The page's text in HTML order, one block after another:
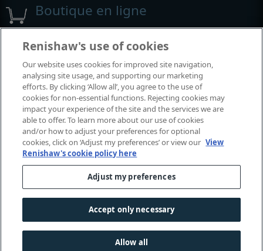
Boutique en ligne
Salons et conférences
Événements auxquels nous participons
© 2001-2026 Renishaw plc. Tous droits réservés.
Contactez-nous|Juridique et conformité|Accessibilité|
Confidentialité|Guide sur les cookies|
Avis linguistique relatif aux genres
Renishaw's use of cookies
Our website uses cookies for improved site navigation,
analysing site usage, and supporting our marketing
efforts. By clicking ‘Allow all’, you agree to the use of
cookies for non-essential functions. Rejecting cookies may
impact your experience of the site and the services we are
able to offer. To learn more about our use of cookies
and/or how to adjust your preferences for optional
cookies, click on ‘Adjust my preferences’ or view our View
Renishaw's cookie policy here
Adjust my preferences
Accept only necessary
Allow all